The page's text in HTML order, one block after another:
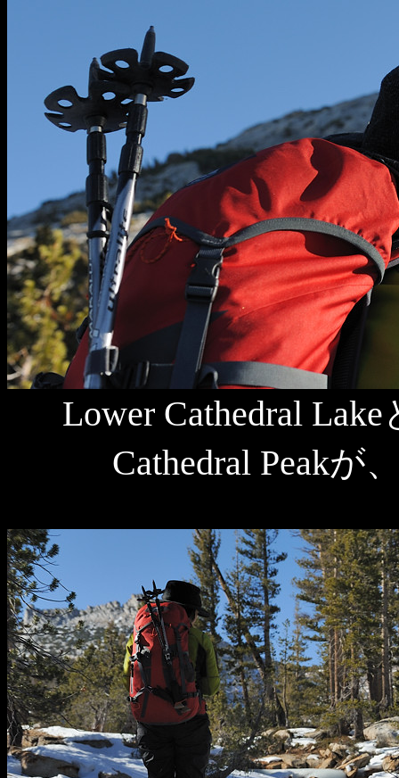
Lower Cathedral
Cathedral Peakが